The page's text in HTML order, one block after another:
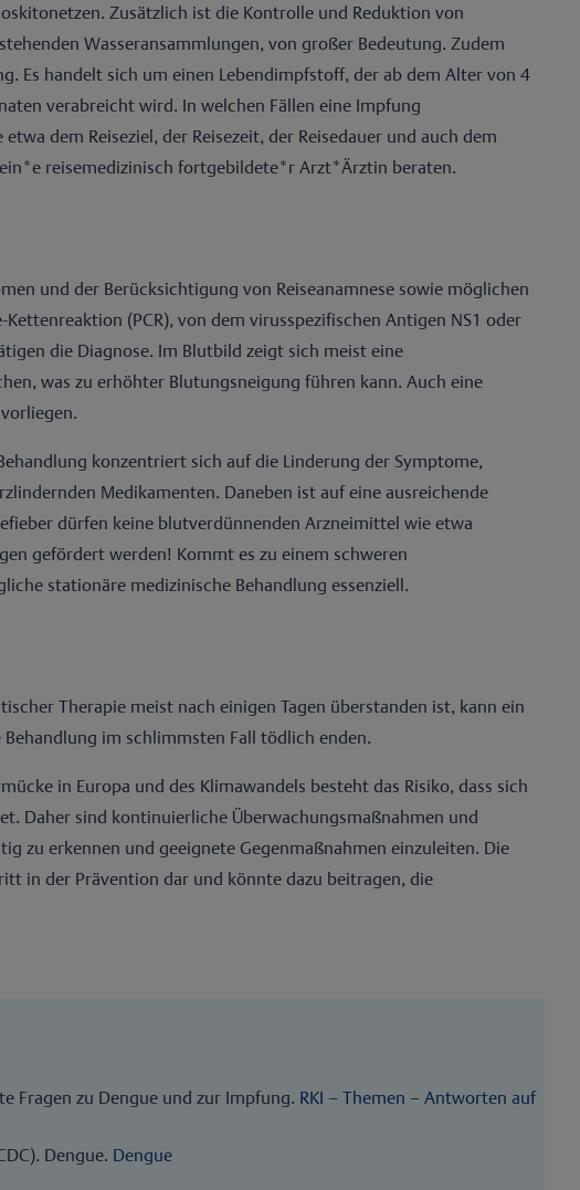
Zusätzlich ist die Kontrolle und Reduktion von
Wasseransammlungen, von großer Bedeutung. Zudem
Es handelt sich um einen Lebendimpfstoff, der ab dem Alter von 4
verabreicht wird. In welchen Fällen eine Impfung
dem Reiseziel, der Reisezeit, der Reisedauer und auch dem
reisemedizinisch fortgebildete*r Arzt*Ärztin beraten.
und der Berücksichtigung von Reiseanamnese sowie möglichen
(PCR), von dem virusspezifischen Antigen NS1 oder
die Diagnose. Im Blutbild zeigt sich meist eine
was zu erhöhter Blutungsneigung führen kann. Auch eine
konzentriert sich auf die Linderung der Symptome,
Medikamenten. Daneben ist auf eine ausreichende
dürfen keine blutverdünnenden Arzneimittel wie etwa
gefördert werden! Kommt es zu einem schweren
stationäre medizinische Behandlung essenziell.
Therapie meist nach einigen Tagen überstanden ist, kann ein
im schlimmsten Fall tödlich enden.
in Europa und des Klimawandels besteht das Risiko, dass sich
Daher sind kontinuierliche Überwachungsmaßnahmen und
zu erkennen und geeignete Gegenmaßnahmen einzuleiten. Die
in der Prävention dar und könnte dazu beitragen, die
Fragen zu Dengue und zur Impfung. RKI – Themen – Antworten auf
Dengue. Dengue